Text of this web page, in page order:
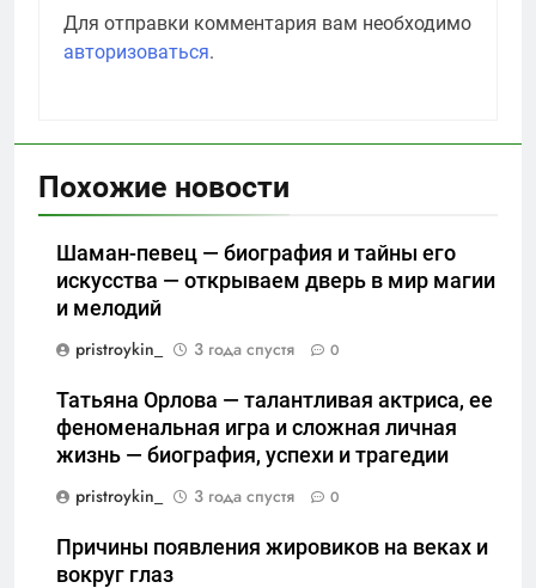
Для отправки комментария вам необходимо
авторизоваться.
Похожие новости
Шаман-певец — биография и тайны его
искусства — открываем дверь в мир магии
и мелодий
pristroykin_
3 года спустя 0
Татьяна Орлова — талантливая актриса, ее
феноменальная игра и сложная личная
жизнь — биография, успехи и трагедии
pristroykin_
3 года спустя 0
Причины появления жировиков на веках и
вокруг глаз